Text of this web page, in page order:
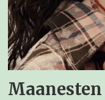
Maanesten